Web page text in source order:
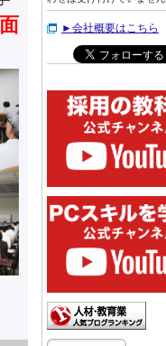
►会社概要はこちら